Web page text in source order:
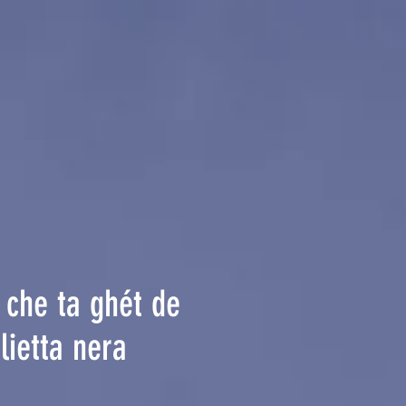
ta ghét de
nera